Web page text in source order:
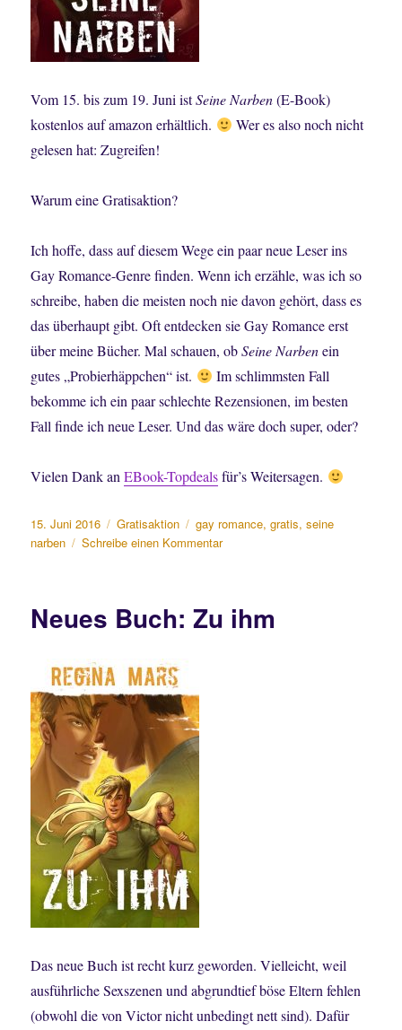
Vom 15. bis zum 19. Juni istSeine Narben(E-Book)
kostenlos auf amazon erhältlich.
Wer es also noch nicht
gelesen hat: Zugreifen!
Warum eine Gratisaktion?
Ich hoffe, dass auf diesem Wege ein paar neue Leser ins
Gay Romance-Genre finden. Wenn ich erzähle, was ich so
schreibe, haben die meisten noch nie davon gehört, dass es
das überhaupt gibt. Oft entdecken sie Gay Romance erst
über meine Bücher. Mal schauen, obSeine Narbenein
gutes „Probierhäppchen“ ist.
Im schlimmsten Fall
bekomme ich ein paar schlechte Rezensionen, im besten
Fall finde ich neue Leser. Und das wäre doch super, oder?
Vielen Dank anEBook-Topdealsfür’s Weitersagen.
Veröffentlicht
am
15. Juni 2016 Kategorien
Gratisaktion Schlagwörter
gay romance,gratis,seine
narben
Schreibe einen Kommentarzu
Neues Buch: Zu ihm
Das neue Buch ist recht kurz geworden. Vielleicht, weil
ausführliche Sexszenen und abgrundtief böse Eltern fehlen
(obwohl die von Victor nicht unbedingt nett sind). Dafür